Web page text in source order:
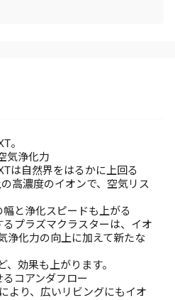
。
気浄化力
は自然界をはるかに上回る
高濃度のイオンで、空気リス
と浄化スピードも上がる
プラズマクラスターは、イオ
浄化力の向上に加えて新たな
効果も上がります。
コアンダフロー
より、広いリビングにもイオ